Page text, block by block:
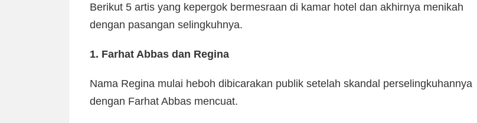
Berikut 5 artis yang kepergok bermesraan di kamar hotel dan akhirnya menikah
dengan pasangan selingkuhnya.
1. Farhat Abbas dan Regina
Nama Regina mulai heboh dibicarakan publik setelah skandal perselingkuhannya
dengan Farhat Abbas mencuat.